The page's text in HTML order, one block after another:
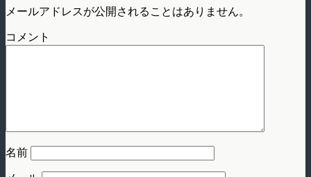
メールアドレスが公開されることはありません。
コメント
名前